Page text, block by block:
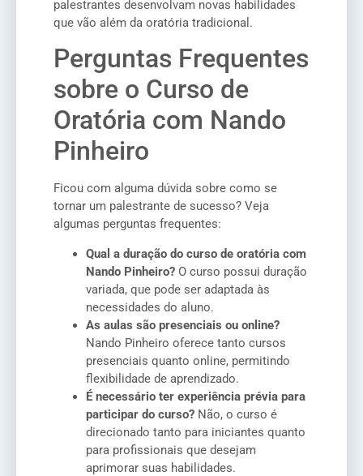
palestrantes desenvolvam novas habilidades
que vão além da oratória tradicional.
Perguntas Frequentes
sobre o Curso de
Oratória com Nando
Pinheiro
Ficou com alguma dúvida sobre como se
tornar um palestrante de sucesso? Veja
algumas perguntas frequentes:
Qual a duração do curso de oratória com
Nando Pinheiro? O curso possui duração
variada, que pode ser adaptada às
necessidades do aluno.
As aulas são presenciais ou online?
Nando Pinheiro oferece tanto cursos
presenciais quanto online, permitindo
flexibilidade de aprendizado.
É necessário ter experiência prévia para
participar do curso? Não, o curso é
direcionado tanto para iniciantes quanto
para profissionais que desejam
aprimorar suas habilidades.